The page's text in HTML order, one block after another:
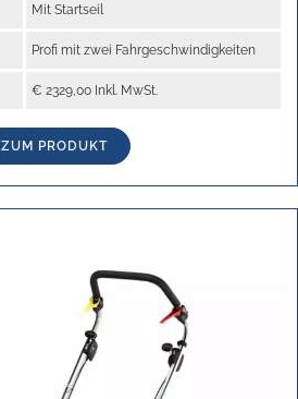
Mit Startseil
Profi mit zwei Fahrgeschwindigkeiten
€ 2329,00 Inkl. MwSt.
ZUM PRODUKT